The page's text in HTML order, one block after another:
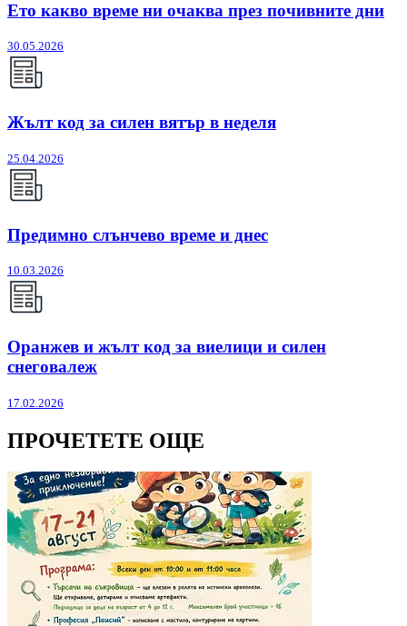
Ето какво време ни очаква през почивните дни
30.05.2026
Жълт код за силен вятър в неделя
25.04.2026
Предимно слънчево време и днес
10.03.2026
Оранжев и жълт код за виелици и силен
снеговалеж
17.02.2026
ПРОЧЕТЕТЕ ОЩЕ